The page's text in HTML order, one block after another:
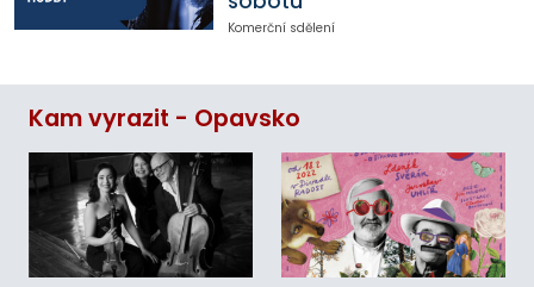
Komerční sdělení
Kam vyrazit - Opavsko